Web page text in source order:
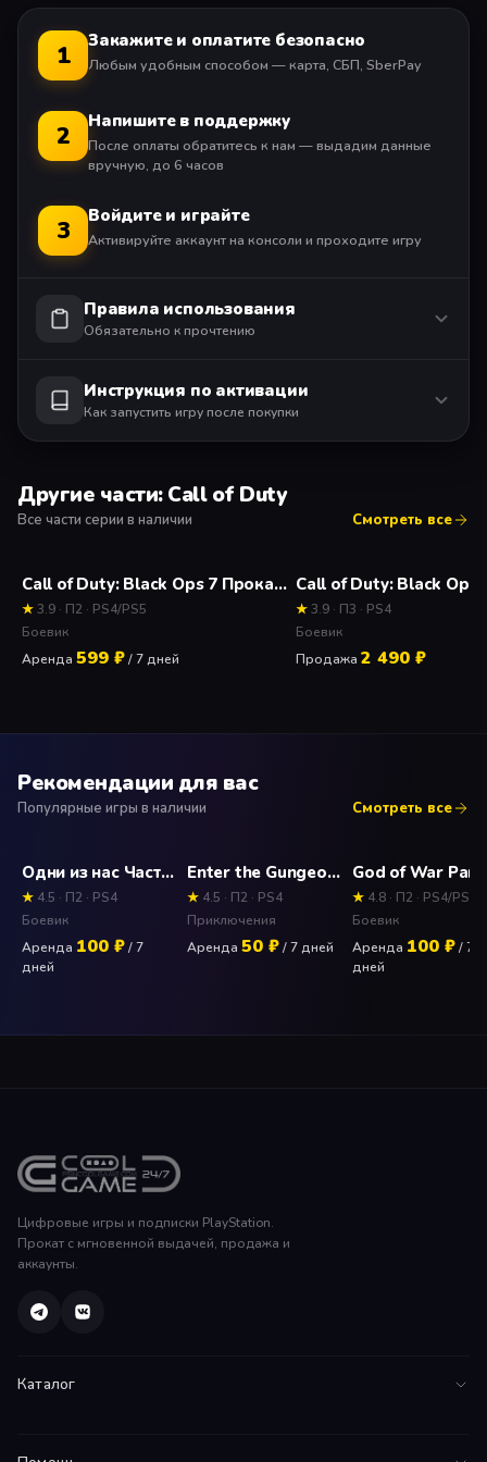
Также в Black Ops 6 вернется популярный режим
'Зомби' с раундами, в котором игроки отражают
непрерывный натиск полчищ нежити. На момент
выхода для него будут доступны две совершенно
новые карты. После выхода игры мы планируем
продолжить выпуск дополнительных карт и других
потрясающих материалов для сетевой игры и режима
Дополнительные покупки в игре
Требуется оплаченная подписка на PlayStation Plus.
1 Закажите и оплатите безопасно
Любым удобным способом — карта, СБП, SberPay
2 Напишите в поддержку
После оплаты обратитесь к нам — выдадим данные
вручную, до 6 часов
3 Войдите и играйте
Активируйте аккаунт на консоли и проходите игру
Правила использования
Обязательно к прочтению
Инструкция по активации
Как запустить игру после покупки
Другие части: Call of Duty
Все части серии в наличии Смотреть все
Call of Duty: Black Ops 7 Прокат и аренда игры 7 дней
★3.9 · П2 · PS4/PS5
Боевик
Аренда 599 ₽/ 7 дней
★3.9 · П3 · PS4
Боевик
Продажа 2 490 ₽
Рекомендации для вас
Популярные игры в наличии Смотреть все
Одни из нас Часть 2 (The Last of Us) Прокат и аренда игры 7 дней
★ 4.5 · П2 · PS4
Боевик
Аренда 100 ₽/ 7
дней
Enter the Gungeon Прокат и аренда игры 7 дней
★ 4.5 · П2 · PS4
Приключения
Аренда 50 ₽/ 7 дней
★ 4.8 · П2 · PS4/PS5
Боевик
Аренда 100 ₽/ 7
дней
Цифровые игры и подписки PlayStation.
Прокат с мгновенной выдачей, продажа и
аккаунты.
Каталог